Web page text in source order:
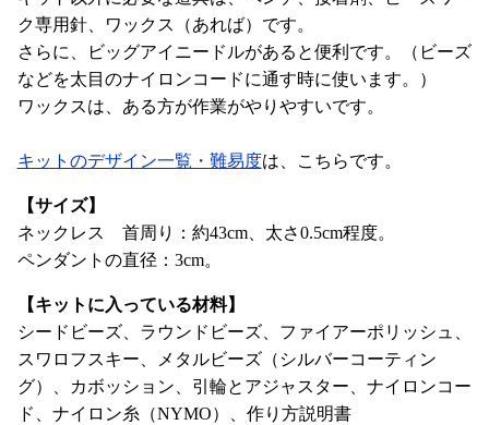
ク専用針、ワックス（あれば）です。
さらに、ビッグアイニードルがあると便利です。（ビーズ
などを太目のナイロンコードに通す時に使います。）
ワックスは、ある方が作業がやりやすいです。
キットのデザイン一覧・難易度は、こちらです。
【サイズ】
ネックレス 首周り：約43cm、太さ0.5cm程度。
ペンダントの直径：3cm。
【キットに入っている材料】
シードビーズ、ラウンドビーズ、ファイアーポリッシュ、
スワロフスキー、メタルビーズ（シルバーコーティン
グ）、カボッション、引輪とアジャスター、ナイロンコー
ド、ナイロン糸（NYMO）、作り方説明書